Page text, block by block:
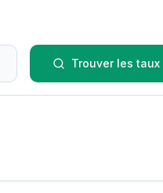
Trouver les taux